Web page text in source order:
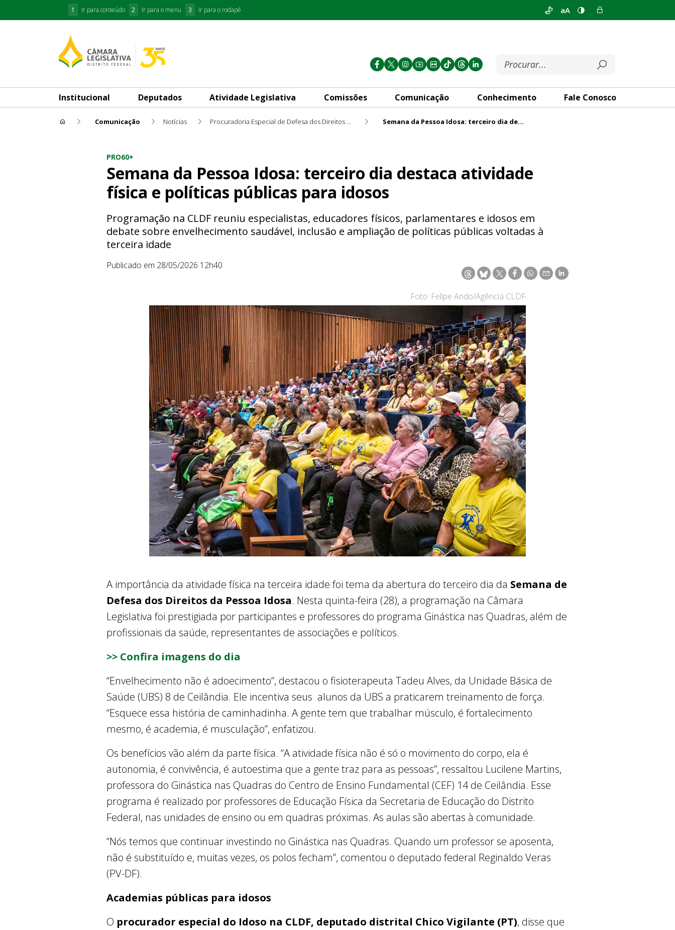
1 Ir para conteúdo 2 Ir para o menu 3 Ir para o rodapé aA
Institucional Deputados Atividade Legislativa Comissões Comunicação Conhecimento Fale Conosco
Comunicação Notícias Procuradoria Especial de Defesa dos Direitos da Pessoa Idosa PRO 60+ Semana da Pessoa Idosa: terceiro dia destaca atividade física e políticas públicas para idosos
PRO60+
Semana da Pessoa Idosa: terceiro dia destaca atividade
física e políticas públicas para idosos
Programação na CLDF reuniu especialistas, educadores físicos, parlamentares e idosos em
debate sobre envelhecimento saudável, inclusão e ampliação de políticas públicas voltadas à
terceira idade
Publicado em 28/05/2026 12h40
Foto: Felipe Ando/Agência CLDF
A importância da atividade física na terceira idade foi tema da abertura do terceiro dia da Semana de
Defesa dos Direitos da Pessoa Idosa. Nesta quinta-feira (28), a programação na Câmara
Legislativa foi prestigiada por participantes e professores do programa Ginástica nas Quadras, além de
profissionais da saúde, representantes de associações e políticos.
>> Confira imagens do dia
“Envelhecimento não é adoecimento”, destacou o fisioterapeuta Tadeu Alves, da Unidade Básica de
Saúde (UBS) 8 de Ceilândia. Ele incentiva seus alunos da UBS a praticarem treinamento de força.
“Esquece essa história de caminhadinha. A gente tem que trabalhar músculo, é fortalecimento
mesmo, é academia, é musculação”, enfatizou.
Os benefícios vão além da parte física. “A atividade física não é só o movimento do corpo, ela é
autonomia, é convivência, é autoestima que a gente traz para as pessoas”, ressaltou Lucilene Martins,
professora do Ginástica nas Quadras do Centro de Ensino Fundamental (CEF) 14 de Ceilândia. Esse
programa é realizado por professores de Educação Física da Secretaria de Educação do Distrito
Federal, nas unidades de ensino ou em quadras próximas. As aulas são abertas à comunidade.
“Nós temos que continuar investindo no Ginástica nas Quadras. Quando um professor se aposenta,
não é substituído e, muitas vezes, os polos fecham”, comentou o deputado federal Reginaldo Veras
(PV-DF).
Academias públicas para idosos
O procurador especial do Idoso na CLDF, deputado distrital Chico Vigilante (PT), disse que